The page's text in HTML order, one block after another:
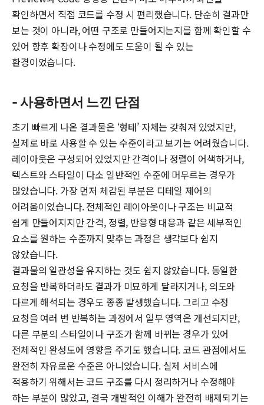
확인하면서 직접 코드를 수정 시 편리했습니다. 단순히 결과만
보는 것이 아니라, 어떤 구조로 만들어지는지를 함께 확인할 수
있어 향후 확장이나 수정에도 도움이 될 수 있는
환경이었습니다.
- 사용하면서 느낀 단점
초기 빠르게 나온 결과물은 ‘형태’ 자체는 갖춰져 있었지만,
실제로 바로 사용할 수 있는 수준이라고 보기는 어려웠습니다.
레이아웃은 구성되어 있었지만 간격이나 정렬이 어색하거나,
텍스트와 스타일이 다소 일반적인 수준에 머무르는 경우가
많았습니다. 가장 먼저 체감된 부분은 디테일 제어의
어려움이었습니다. 전체적인 레이아웃이나 구조는 비교적
쉽게 만들어지지만 간격, 정렬, 반응형 대응과 같은 세부적인
요소를 원하는 수준까지 맞추는 과정은 생각보다 쉽지
않았습니다.
결과물의 일관성을 유지하는 것도 쉽지 않았습니다. 동일한
요청을 반복하더라도 결과가 미묘하게 달라지거나, 의도와
다르게 해석되는 경우도 종종 발생했습니다. 그리고 수정
요청을 여러 번 반복하는 과정에서 일부 영역은 개선되지만,
다른 부분의 스타일이나 구조가 함께 바뀌는 경우가 있어
전체적인 완성도에 영향을 주기도 했습니다. 코드 관점에서도
완전히 자유로운 수준은 아니었습니다. 실제 서비스에
적용하기 위해서는 코드 구조를 다시 정리하거나 수정해야
하는 부분이 많았고, 결국 개발적인 이해가 완전히 배제되기는